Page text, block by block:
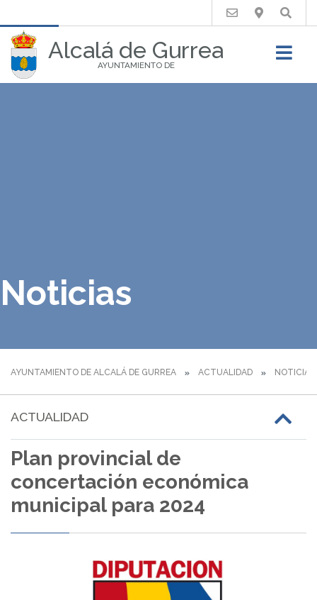
Alcalá de Gurrea
AYUNTAMIENTO DE
Buscar
Noticias
AYUNTAMIENTO DE ALCALÁ DE GURREA ACTUALIDAD NOTICIAS
ACTUALIDAD
Plan provincial de
concertación económica
municipal para 2024